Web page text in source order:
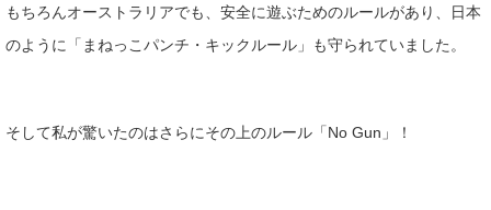
もちろんオーストラリアでも、安全に遊ぶためのルールがあり、日本
のように「まねっこパンチ・キックルール」も守られていました。
そして私が驚いたのはさらにその上のルール「No Gun」！